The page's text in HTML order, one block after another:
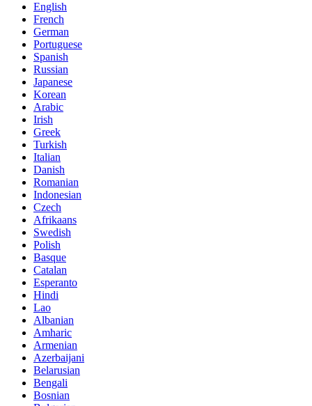
English
French
German
Portuguese
Spanish
Russian
Japanese
Korean
Arabic
Irish
Greek
Turkish
Italian
Danish
Romanian
Indonesian
Czech
Afrikaans
Swedish
Polish
Basque
Catalan
Esperanto
Hindi
Lao
Albanian
Amharic
Armenian
Azerbaijani
Belarusian
Bengali
Bosnian